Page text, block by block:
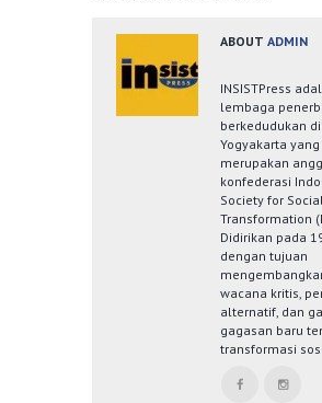
ABOUTADMIN
INSISTPress
lembaga
berkedudukan di
Yogyakarta yang
merupakan
konfederasi
Society for Social
Transformation
Didirikan pada
dengan tujuan
wacana kritis,
alternatif, dan
gagasan baru
transformasi